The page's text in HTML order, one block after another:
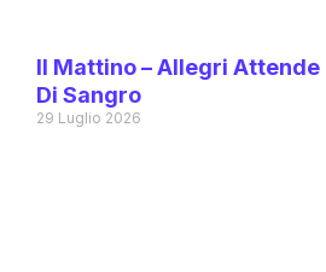
Il Mattino – Allegri Attende
Di Sangro
29 Luglio 2026